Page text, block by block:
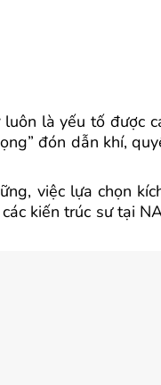
luôn là yếu tố được
đón dẫn khí,
việc lựa chọn
kiến trúc sư tại